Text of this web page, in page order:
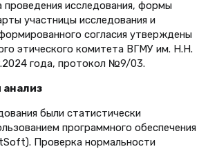
проведения исследования, формы
участницы исследования и
согласия утверждены
этического комитета ВГМУ им. Н.Н.
года, протокол №9/03.
анализ
были статистически
программного обеспечения
Проверка нормальности